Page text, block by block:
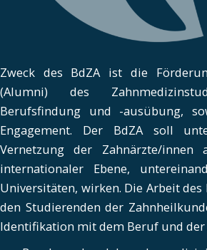
Zweck des BdZA ist die
(Alumni) des
Berufsfindung und -ausübung,
Engagement. Der BdZA soll
Vernetzung der Zahnärzte/
internationaler Ebene,
Universitäten, wirken. Die Arbeit des
den Studierenden der
Identifikation mit dem Beruf und